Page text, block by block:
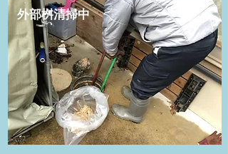
​外部桝清掃中